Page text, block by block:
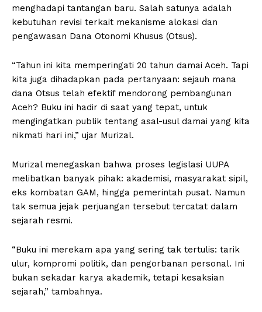
menghadapi tantangan baru. Salah satunya adalah
kebutuhan revisi terkait mekanisme alokasi dan
pengawasan Dana Otonomi Khusus (Otsus).
“Tahun ini kita memperingati 20 tahun damai Aceh. Tapi
kita juga dihadapkan pada pertanyaan: sejauh mana
dana Otsus telah efektif mendorong pembangunan
Aceh? Buku ini hadir di saat yang tepat, untuk
mengingatkan publik tentang asal-usul damai yang kita
nikmati hari ini,” ujar Murizal.
Murizal menegaskan bahwa proses legislasi UUPA
melibatkan banyak pihak: akademisi, masyarakat sipil,
eks kombatan GAM, hingga pemerintah pusat. Namun
tak semua jejak perjuangan tersebut tercatat dalam
sejarah resmi.
“Buku ini merekam apa yang sering tak tertulis: tarik
ulur, kompromi politik, dan pengorbanan personal. Ini
bukan sekadar karya akademik, tetapi kesaksian
sejarah,” tambahnya.